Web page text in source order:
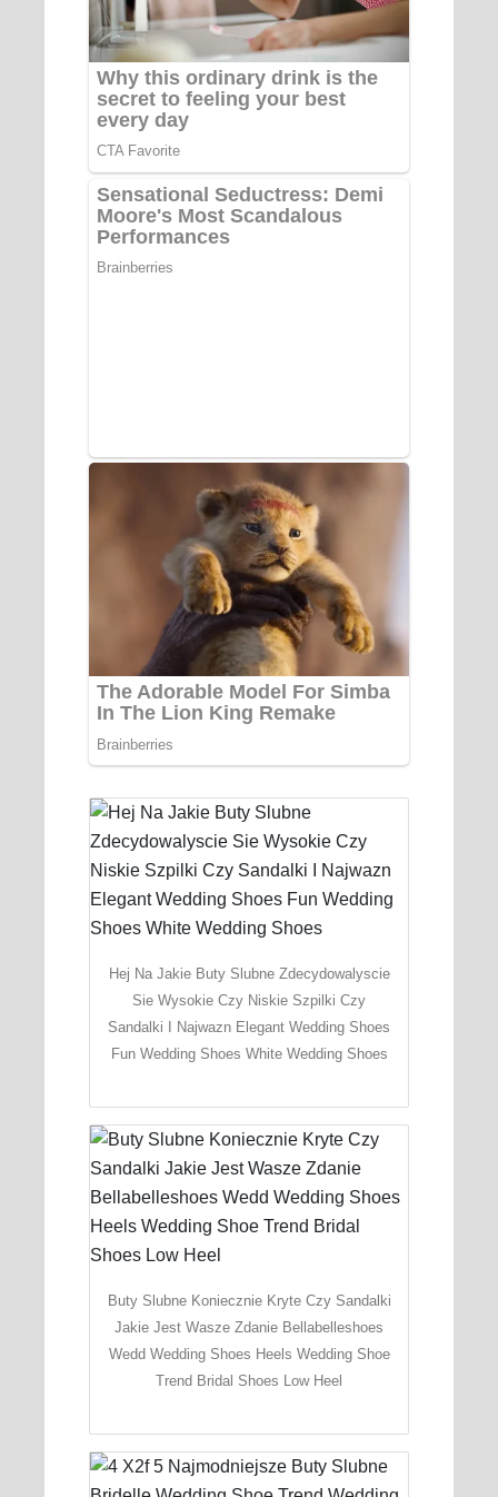
Hej Na Jakie Buty Slubne Zdecydowalyscie
Sie Wysokie Czy Niskie Szpilki Czy
Sandalki I Najwazn Elegant Wedding Shoes
Fun Wedding Shoes White Wedding Shoes
Buty Slubne Koniecznie Kryte Czy Sandalki
Jakie Jest Wasze Zdanie Bellabelleshoes
Wedd Wedding Shoes Heels Wedding Shoe
Trend Bridal Shoes Low Heel